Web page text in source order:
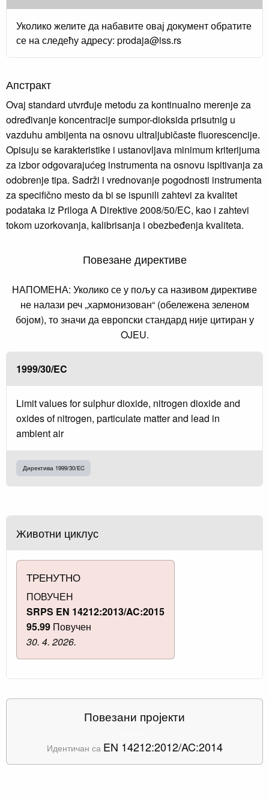
Уколико желите да набавите овај документ обратите
се на следећу адресу: prodaja@iss.rs
Апстракт
Ovaj standard utvrđuje metodu za kontinualno merenje za
određivanje koncentracije sumpor-dioksida prisutnig u
vazduhu ambijenta na osnovu ultraljubičaste fluorescencije.
Opisuju se karakteristike i ustanovljava minimum kriterijuma
za izbor odgovarajućeg instrumenta na osnovu ispitivanja za
odobrenje tipa. Sadrži i vrednovanje pogodnosti instrumenta
za specifično mesto da bi se ispunili zahtevi za kvalitet
podataka iz Priloga A Direktive 2008/50/EC, kao i zahtevi
tokom uzorkovanja, kalibrisanja i obezbeđenja kvaliteta.
Повезане директиве
НАПОМЕНА: Уколико се у пољу са називом директиве
не налази реч „хармонизован“ (обележена зеленом
бојом), то значи да европски стандард није цитиран у
OJEU.
1999/30/EC
Limit values for sulphur dioxide, nitrogen dioxide and
oxides of nitrogen, particulate matter and lead in
ambient air
Директива 1999/30/EC
Животни циклус
ТРЕНУТНО
ПОВУЧЕН
SRPS EN 14212:2013/AC:2015
95.99 Повучен
30. 4. 2026.
Повезани пројекти
Идентичан са EN 14212:2012/AC:2014